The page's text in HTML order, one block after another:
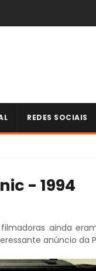
REDES SOCIAIS
- 1994
ainda
anúncio da